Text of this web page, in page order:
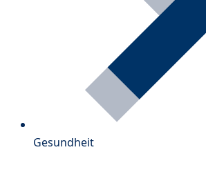
Gesundheit